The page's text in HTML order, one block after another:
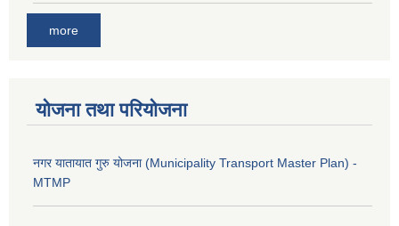
more
योजना तथा परियोजना
नगर यातायात गुरु योजना (Municipality Transport Master Plan) -
MTMP